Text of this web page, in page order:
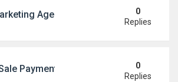
Agency NYC | Strategic Online
0
Replies
Payment Processing: Why 0
Replies